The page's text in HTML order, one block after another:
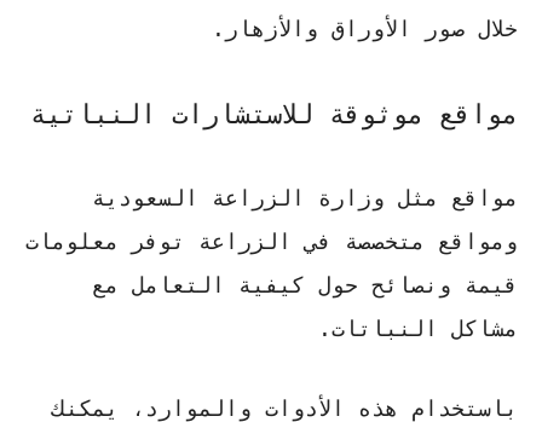
خلال صور الأوراق والأزهار.
مواقع موثوقة للاستشارات النباتية
مواقع مثل وزارة الزراعة السعودية
ومواقع متخصصة في الزراعة توفر معلومات
قيمة ونصائح حول كيفية التعامل مع
مشاكل النباتات.
باستخدام هذه الأدوات والموارد، يمكنك